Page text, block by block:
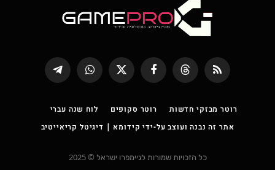
RSS
Threads פייסבוק
X
(טוויטר)
WhatsApp
Telegram
רוטר מבזקי חדשות רוטר סקופים
לוח שנה עברי
אתר זה נבנה ועוצב על-ידי קידומא | דיגיטל קריאייטיב
כל הזכויות שמורות לגיימפרו ישראל © 2025